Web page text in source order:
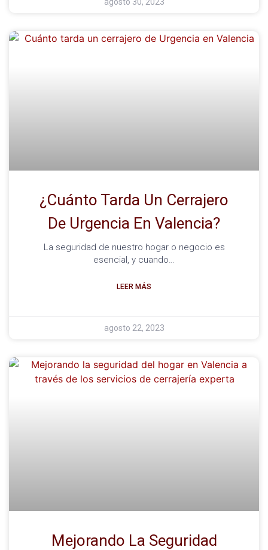
¿Cuánto Tarda Un Cerrajero
De Urgencia En Valencia?
La seguridad de nuestro hogar o negocio es
esencial, y cuando…
LEER MÁS
agosto 22, 2023
Mejorando La Seguridad